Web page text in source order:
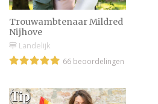
Trouwambtenaar Mildred
Nijhove
Landelijk
66 beoordelingen